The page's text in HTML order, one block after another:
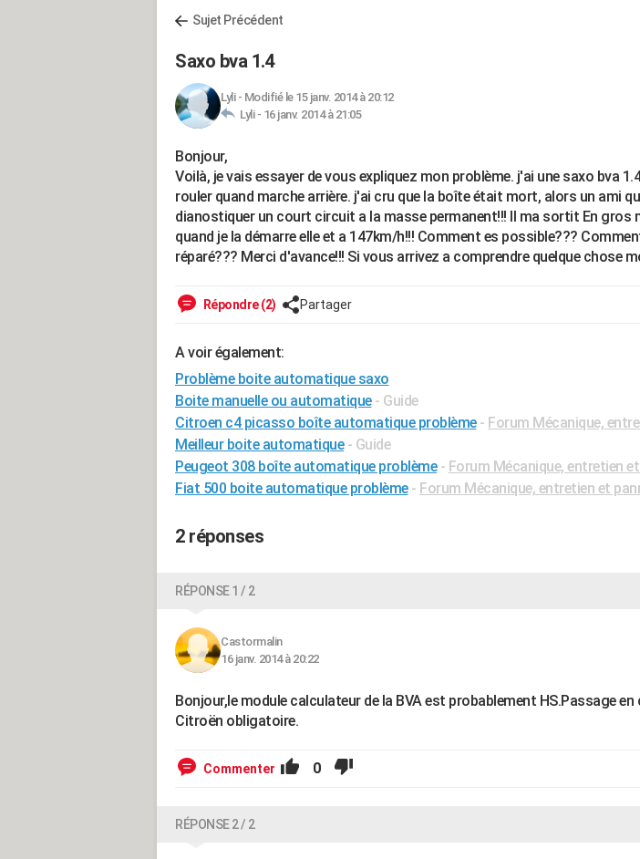
Sujet Précédent
Saxo bva 1.4
Lyli- Modifié le 15 janv. 2014 à 20:12
Lyli - 16 janv. 2014 à 21:05
Bonjour,
Voilà, je vais essayer de vous expliquez mon problème. j'ai une saxo bva
rouler quand marche arrière. j'ai cru que la boîte était mort, alors un ami
dianostiquer un court circuit a la masse permanent!!! Il ma sortit En gros
quand je la démarre elle et a 147km/h!!! Comment es possible???
réparé??? Merci d'avance!!! Si vous arrivez a comprendre quelque chose
Répondre (2) Partager
A voir également:
Problème boite automatique saxo
Boite manuelle ou automatique - Guide
Citroen c4 picasso boîte automatique problème - Forum Mécanique,
Meilleur boite automatique - Guide
Peugeot 308 boîte automatique problème - Forum Mécanique, entretien
Fiat 500 boite automatique problème - Forum Mécanique, entretien et
2 réponses
RÉPONSE 1 / 2
Castormalin
16 janv. 2014 à 20:22
Bonjour,le module calculateur de la BVA est probablement HS.Passage
Citroën obligatoire.
Commenter 0
RÉPONSE 2 / 2